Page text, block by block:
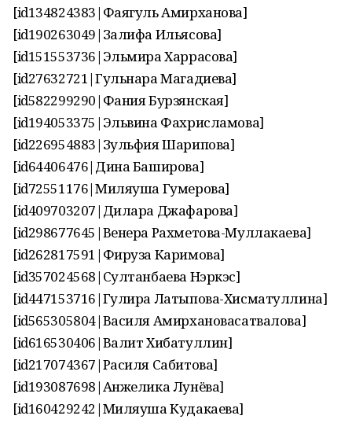
[id134824383|Фаягуль Амирханова]
[id190263049|Залифа Ильясова]
[id151553736|Эльмира Харрасова]
[id27632721|Гульнара Магадиева]
[id582299290|Фания Бурзянская]
[id194053375|Эльвина Фахрисламова]
[id226954883|Зульфия Шарипова]
[id64406476|Дина Баширова]
[id72551176|Миляуша Гумерова]
[id409703207|Дилара Джафарова]
[id298677645|Венера Рахметова-Муллакаева]
[id262817591|Фируза Каримова]
[id357024568|Султанбаева Нэркэс]
[id447153716|Гулира Латыпова-Хисматуллина]
[id565305804|Василя Амирхановасатвалова]
[id616530406|Валит Хибатуллин]
[id217074367|Расиля Сабитова]
[id193087698|Анжелика Лунёва]
[id160429242|Миляуша Кудакаева]